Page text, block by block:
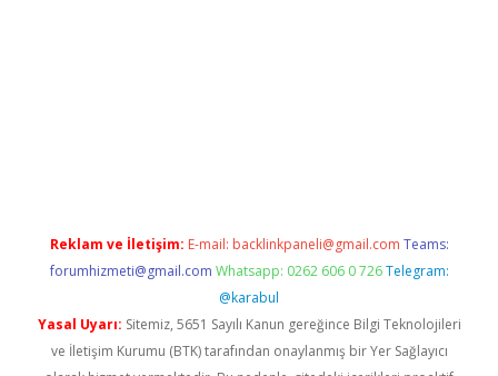
Reklam ve İletişim: E-mail: backlinkpaneli@gmail.com Teams:
forumhizmeti@gmail.com Whatsapp: 0262 606 0 726 Telegram:
@karabul
Yasal Uyarı: Sitemiz, 5651 Sayılı Kanun gereğince Bilgi Teknolojileri
ve İletişim Kurumu (BTK) tarafından onaylanmış bir Yer Sağlayıcı